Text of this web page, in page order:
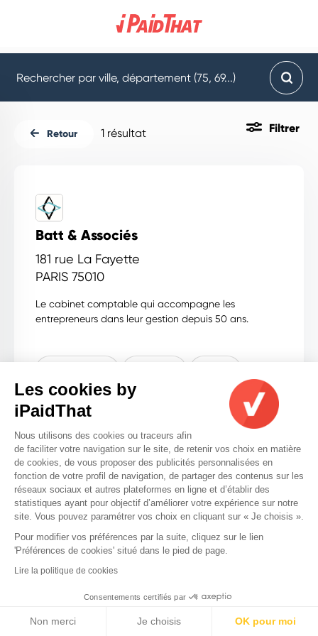
Les cookies by
iPaidThat
Nous utilisons des cookies ou traceurs afin
de faciliter votre navigation sur le site, de retenir vos choix en matière
de cookies, de vous proposer des publicités personnalisées en
fonction de votre profil de navigation, de partager des contenus sur les
réseaux sociaux et autres plateformes en ligne et d’établir des
statistiques ayant pour objectif d’améliorer votre expérience sur notre
site. Vous pouvez paramétrer vos choix en cliquant sur « Je choisis ».
Pour modifier vos préférences par la suite, cliquez sur le lien
'Préférences de cookies' situé dans le pied de page.
Lire la politique de cookies
Consentements certifiés par
Non merci Je choisis OK pour moi
Retour 1 résultat Filtrer
Batt & Associés
181 rue La Fayette
PARIS 75010
Le cabinet comptable qui accompagne les
entrepreneurs dans leur gestion depuis 50 ans.
spécial
Voir les détails